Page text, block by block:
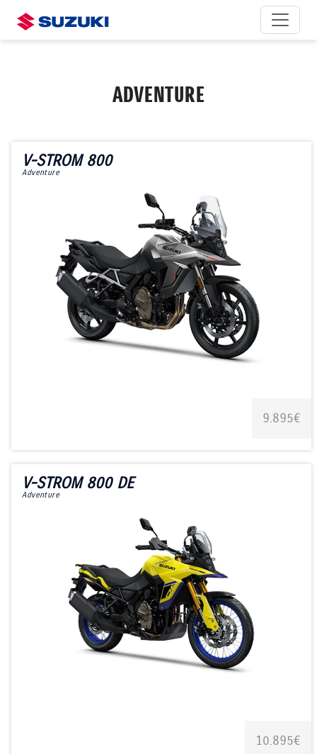
ADVENTURE
V-STROM 800
Adventure
9.895€
V-STROM 800 DE
Adventure
10.895€